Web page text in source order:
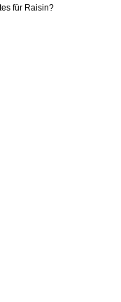
für Raisin?